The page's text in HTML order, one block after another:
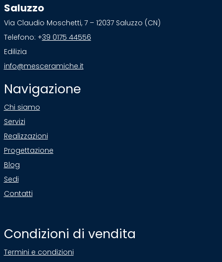
Saluzzo
Via Claudio Moschetti, 7 – 12037 Saluzzo (CN)
Telefono: +39 0175 44556
Edilizia
info@mesceramiche.it
Navigazione
Chi siamo
Servizi
Realizzazioni
Progettazione
Blog
Sedi
Contatti
Condizioni di vendita
Termini e condizioni